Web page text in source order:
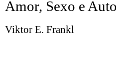
Amor, Sexo e
Viktor E. Frankl